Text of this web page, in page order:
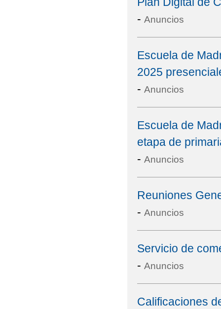
- Anuncios
Escuela de
2025
- Anuncios
Escuela de
etapa de
- Anuncios
Reuniones
- Anuncios
Servicio de
- Anuncios
Calificaciones